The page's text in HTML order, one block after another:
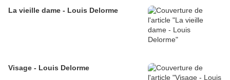
La vieille dame - Louis Delorme
Visage - Louis Delorme